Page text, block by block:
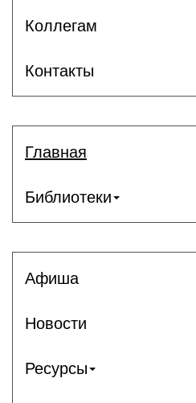
Коллегам
Контакты
Главная
Библиотеки
Афиша
Новости
Ресурсы